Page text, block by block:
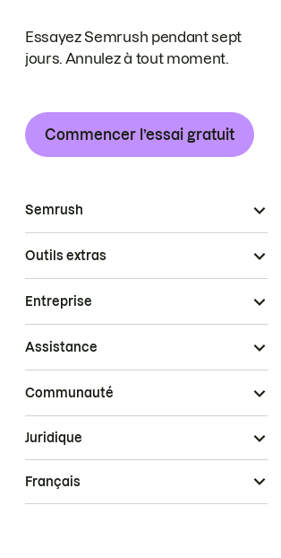
Essayez Semrush pendant sept
jours. Annulez à tout moment.
Commencer l’essai gratuit
Semrush
Outils extras
Entreprise
Assistance
Communauté
Juridique
Français